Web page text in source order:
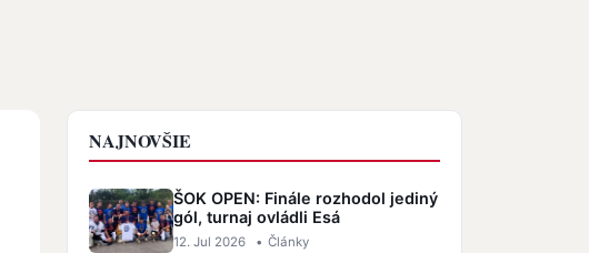
NAJNOVŠIE
ŠOK OPEN: Finále rozhodol jediný
gól, turnaj ovládli Esá
12. Jul 2026 • Články